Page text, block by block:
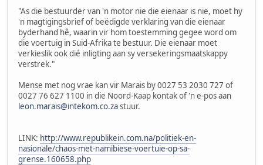
"As die bestuurder van 'n motor nie die eienaar is nie, moet hy
'n magtigingsbrief of beëdigde verklaring van die eienaar
byderhand hê, waarin vir hom toestemming gegee word om
die voertuig in Suid-Afrika te bestuur. Die eienaar moet
verkieslik ook dié inligting aan sy versekeringsmaatskappy
verstrek."
Mense met nog vrae kan vir Marais by 0027 53 2030 727 of
0027 76 627 1100 in die Noord-Kaap kontak of 'n e-pos aan
leon.marais@intekom.co.zastuur.
LINK: http://www.republikein.com.na/politiek-en-
nasionale/chaos-met-namibiese-voertuie-op-sa-
grense.160658.php